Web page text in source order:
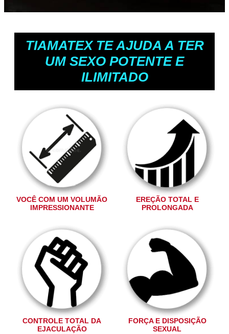
TIAMATEX TE AJUDA A TER
UM SEXO POTENTE E
ILIMITADO
VOCÊ COM UM VOLUMÃO
IMPRESSIONANTE
EREÇÃO TOTAL E
PROLONGADA
CONTROLE TOTAL DA
EJACULAÇÃO
FORÇA E DISPOSIÇÃO
SEXUAL